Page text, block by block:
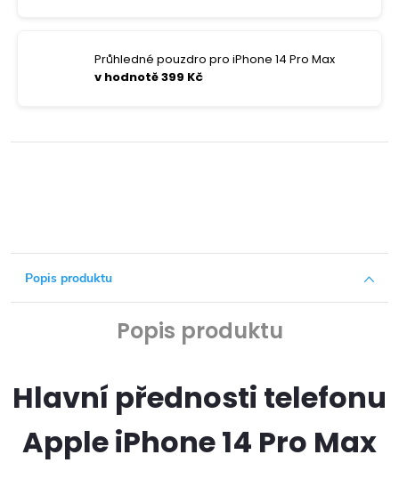
Průhledné pouzdro pro iPhone 14 Pro Max
v hodnotě 399 Kč
Popis produktu
Popis produktu
Hlavní přednosti telefonu
Apple iPhone 14 Pro Max